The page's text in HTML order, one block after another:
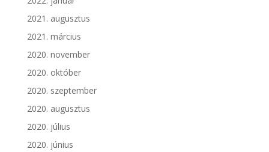
2021. augusztus
2021. március
2020. november
2020. október
2020. szeptember
2020. augusztus
2020. július
2020. június